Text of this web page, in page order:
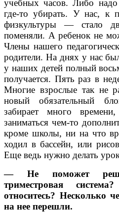
учебных часов. Либо надо
где-то убирать. У нас, к
физкультуры — стало
поменяли. А ребенок не
Члены нашего
родители. На днях у нас
у наших детей полный
получается. Пять раз в
Многие взрослые так не
новый обязательный
забирает много
заниматься чем-то
кроме школы, ни на что
ходил в бассейн, или
Еще ведь нужно делать
— Не поможет
триместровая
относитесь? Несколько
на нее перешли.